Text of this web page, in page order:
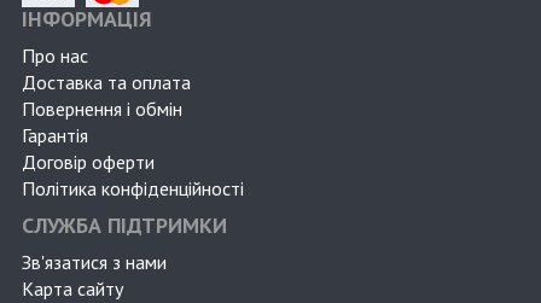
ІНФОРМАЦІЯ
Про нас
Доставка та оплата
Повернення і обмін
Гарантія
Договір оферти
Політика конфіденційності
СЛУЖБА ПІДТРИМКИ
Зв'язатися з нами
Карта сайту